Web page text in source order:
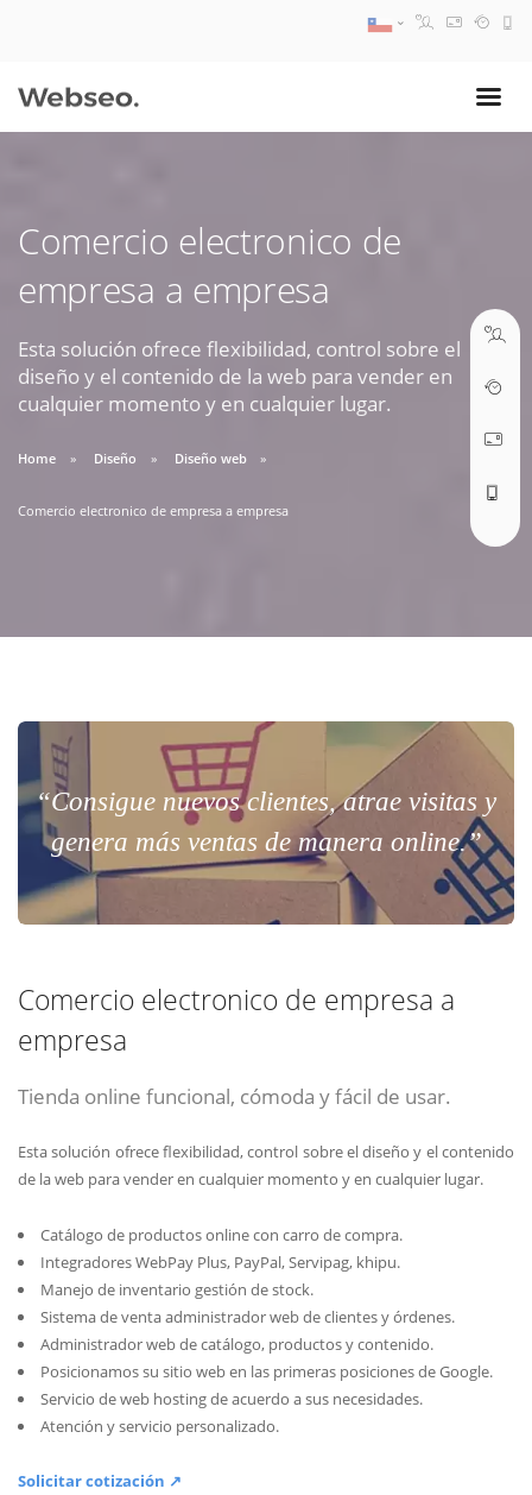
Comercio electronico de
empresa a empresa
Esta solución ofrece flexibilidad, control sobre el
diseño y el contenido de la web para vender en
cualquier momento y en cualquier lugar.
Home Diseño Diseño web
Comercio electronico de empresa a empresa
“Consigue nuevos clientes, atrae visitas y
genera más ventas de manera online.”
Comercio electronico de empresa a
empresa
Tienda online funcional, cómoda y fácil de usar.
Esta solución ofrece flexibilidad, control sobre el diseño y el contenido
de la web para vender en cualquier momento y en cualquier lugar.
Catálogo de productos online con carro de compra.
Integradores WebPay Plus, PayPal, Servipag, khipu.
Manejo de inventario gestión de stock.
Sistema de venta administrador web de clientes y órdenes.
Administrador web de catálogo, productos y contenido.
Posicionamos su sitio web en las primeras posiciones de Google.
Servicio de web hosting de acuerdo a sus necesidades.
Atención y servicio personalizado.
Solicitar cotización ↗
09:30 AM A 18:30 PM
soporte@webseo.cl
ABRIR TICKET